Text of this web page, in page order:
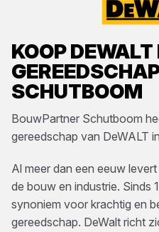
KOOPDEWALT
SCHUTBOOM
BouwPartner Schutboom
gereedschap van DeWALT
Al meer dan een eeuw
de bouw en industrie. Sinds
synoniem voor krachtig en
gereedschap. DeWalt richt